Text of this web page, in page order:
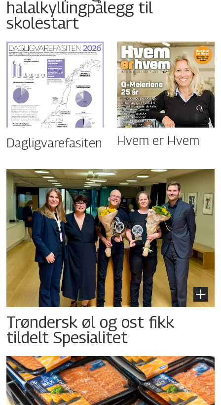
halalkyllingpålegg til
skolestart
Dagligvarefasiten Hvem er Hvem
Trøndersk øl og ost fikk
tildelt Spesialitet